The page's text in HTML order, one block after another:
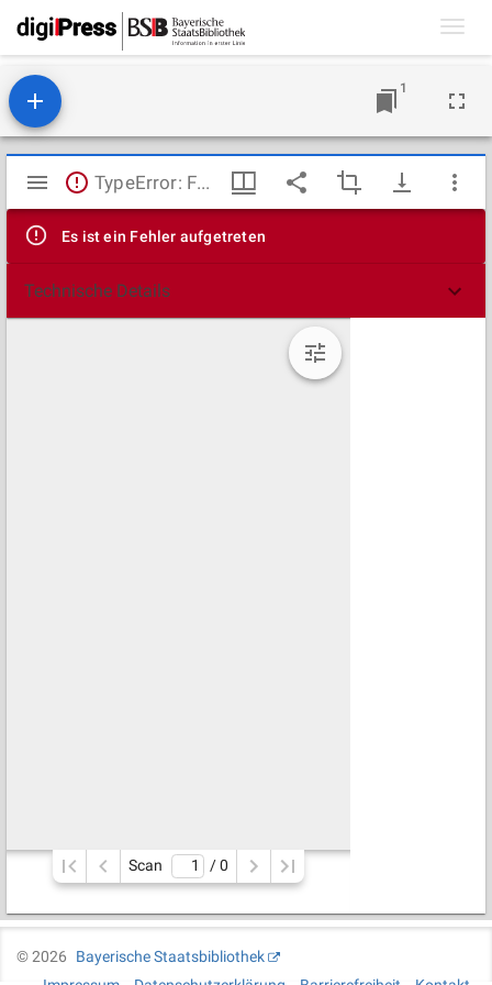
1
Mirador
Viewer
TypeError: Failed to fetch
Es ist ein Fehler aufgetreten
Technische Details
Scan / 0
©2026
Bayerische Staatsbibliothek